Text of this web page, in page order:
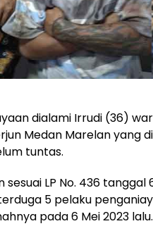
dialami Irrudi (36)
Medan Marelan yang
tuntas.
LP No. 436 tanggal
5 pelaku
pada 6 Mei 2023 lalu.